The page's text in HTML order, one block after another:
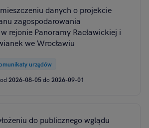
danych o projekcie
zagospodarowania
rejonie Panoramy Racławickiej i
we Wrocławiu
urzędów
2026-08-05do 2026-09-01
do publicznego wglądu